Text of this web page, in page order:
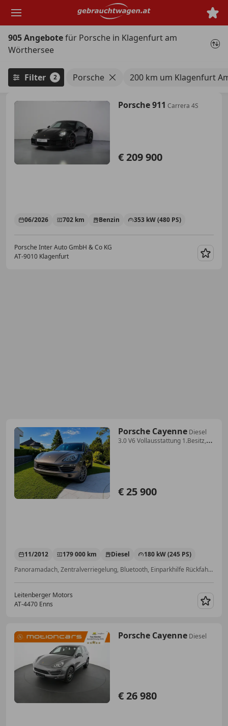
Hauptinhalt
905 Angebotefür Porsche in Klagenfurt am
Wörthersee
Filter 2 Porsche 200 km um Klagenfurt
Porsche 911 Carrera 4S
€ 209 900
06/2026 702 km Benzin 353 kW (480 PS)
Porsche Inter Auto GmbH & Co KG
AT-9010 Klagenfurt
Porsche Cayenne Diesel
3.0 V6 Vollausstattung 1.Besitz,
€ 25 900
11/2012 179 000 km Diesel
180 kW (245 PS)
Panoramadach, Zentralverriegelung, Bluetooth, Einparkhilfe Rückfahrkamera, Elektrische Sitze, ESP, LED-Tagfahrlicht, Start/Stop-Automatik
Leitenberger Motors
AT-4470 Enns
Porsche Cayenne Diesel
€ 26 980